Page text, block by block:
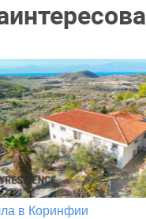
в Коринфии